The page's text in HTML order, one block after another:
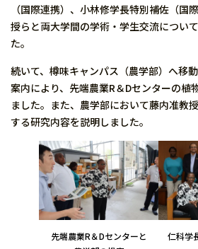
（国際連携）、小林修学長特別補佐（国
授らと両大学間の学術・学生交流につい
た。
続いて、樽味キャンパス（農学部）へ移
案内により、先端農業R＆Dセンターの植
ました。また、農学部において藤内准教
する研究内容を説明しました。
先端農業R＆Dセンターと
仁科学